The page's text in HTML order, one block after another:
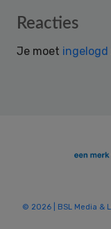
Reader
Reacties
Je moet ingelogd
© 2026 | BSL Media &